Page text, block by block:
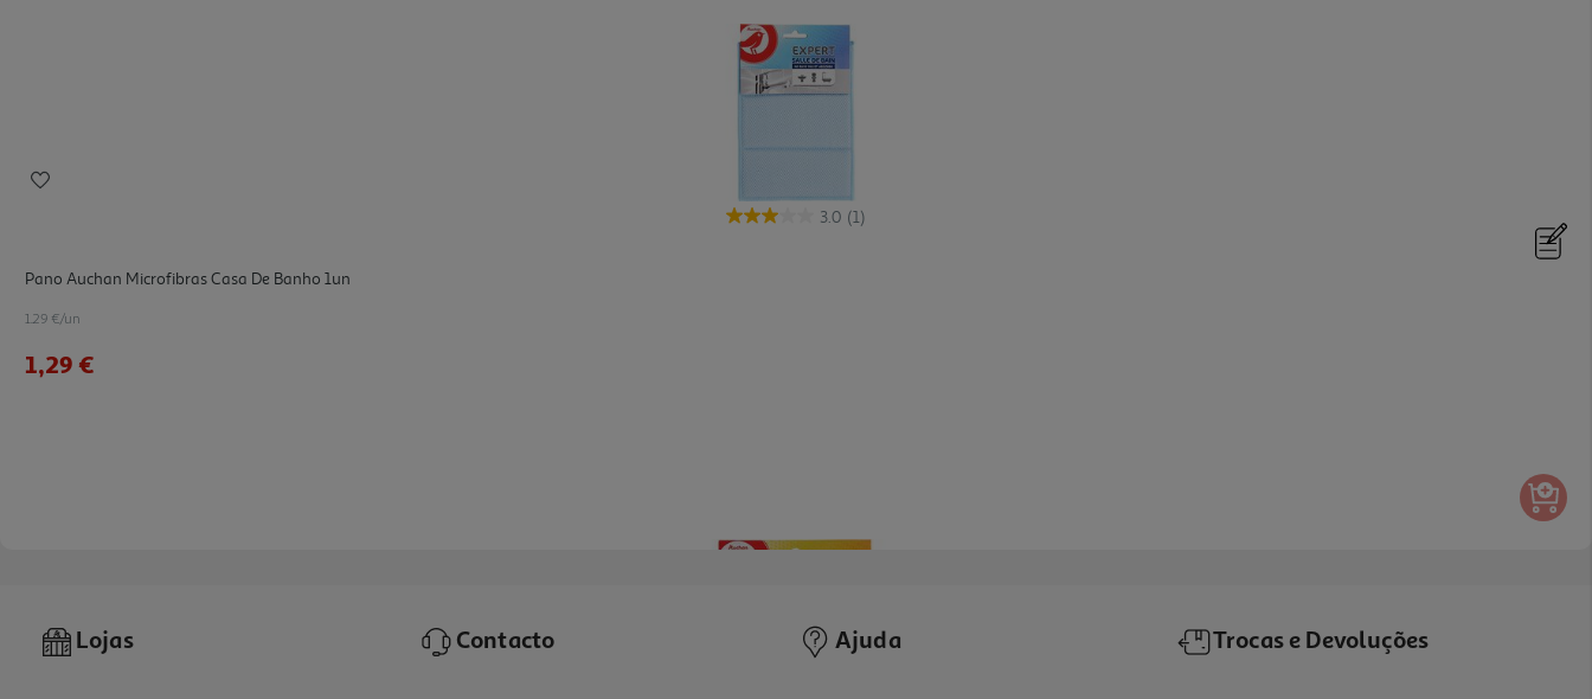
3.0 (1)
Pano Auchan Microfibras Casa De Banho 1un
1.29 €/un
1,29 €
Lojas Contacto Ajuda Trocas e Devoluções